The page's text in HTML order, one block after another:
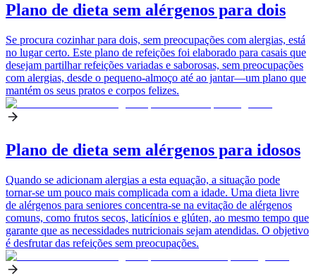
Plano de dieta sem alérgenos para dois
Se procura cozinhar para dois, sem preocupações com alergias, está
no lugar certo. Este plano de refeições foi elaborado para casais que
desejam partilhar refeições variadas e saborosas, sem preocupações
com alergias, desde o pequeno-almoço até ao jantar—um plano que
mantém os seus pratos e corpos felizes.
Plano de dieta sem alérgenos para idosos
Quando se adicionam alergias a esta equação, a situação pode
tornar-se um pouco mais complicada com a idade. Uma dieta livre
de alérgenos para seniores concentra-se na evitação de alérgenos
comuns, como frutos secos, laticínios e glúten, ao mesmo tempo que
garante que as necessidades nutricionais sejam atendidas. O objetivo
é desfrutar das refeições sem preocupações.